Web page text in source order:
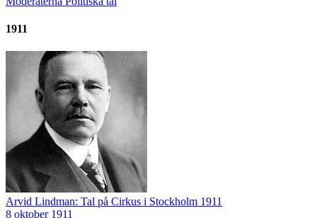
1911
Arvid Lindman: Tal på Cirkus i Stockholm 1911
8 oktober 1911